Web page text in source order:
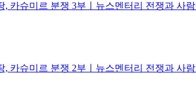
, 카슈미르 분쟁 3부ㅣ뉴스멘터리 전쟁과 사람
, 카슈미르 분쟁 2부ㅣ뉴스멘터리 전쟁과 사람